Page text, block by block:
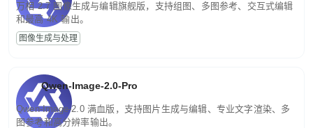
万相 2.7 图像生成与编辑旗舰版，支持组图、多图参考、交互式编辑
和最高 4K 输出。
图像生成与处理
Qwen-Image-2.0-Pro
Qwen-Image-2.0 满血版，支持图片生成与编辑、专业文字渲染、多
图参考和高分辨率输出。